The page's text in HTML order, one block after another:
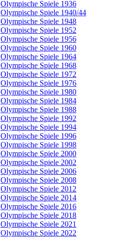
Olympische Spiele 1936
Olympische Spiele 1940/44
Olympische Spiele 1948
Olympische Spiele 1952
Olympische Spiele 1956
Olympische Spiele 1960
Olympische Spiele 1964
Olympische Spiele 1968
Olympische Spiele 1972
Olympische Spiele 1976
Olympische Spiele 1980
Olympische Spiele 1984
Olympische Spiele 1988
Olympische Spiele 1992
Olympische Spiele 1994
Olympische Spiele 1996
Olympische Spiele 1998
Olympische Spiele 2000
Olympische Spiele 2002
Olympische Spiele 2006
Olympische Spiele 2008
Olympische Spiele 2012
Olympische Spiele 2014
Olympische Spiele 2016
Olympische Spiele 2018
Olympische Spiele 2021
Olympische Spiele 2022